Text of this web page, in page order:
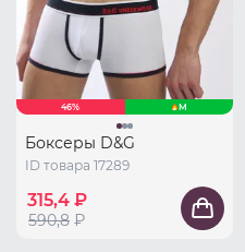
46% M
Боксеры D&G
ID товара 17289
315,4 ₽
590,8 ₽